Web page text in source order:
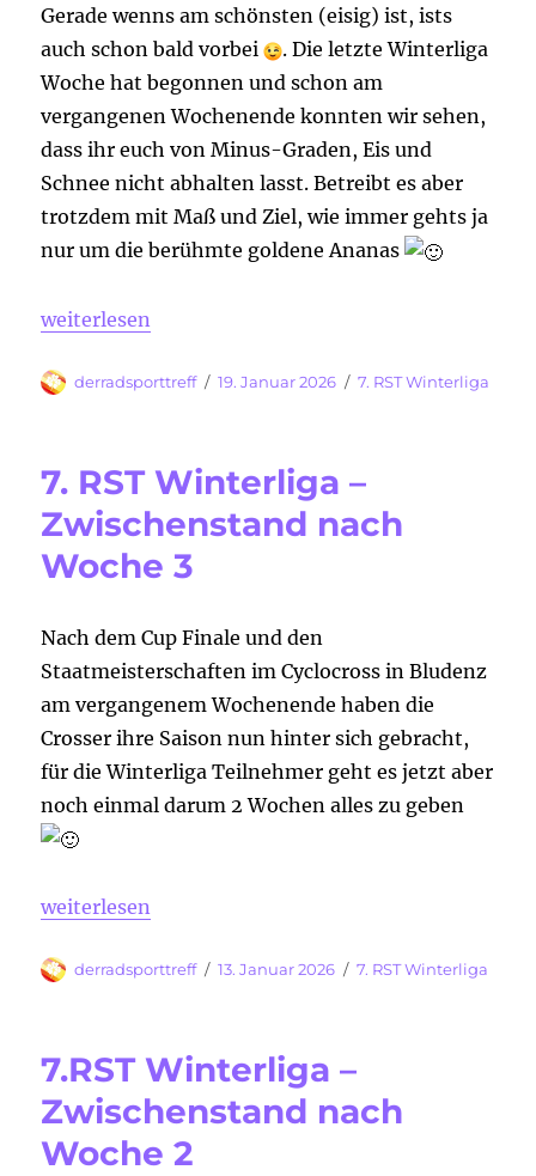
Gerade wenns am schönsten (eisig) ist, ists
auch schon bald vorbei
. Die letzte Winterliga
Woche hat begonnen und schon am
vergangenen Wochenende konnten wir sehen,
dass ihr euch von Minus-Graden, Eis und
Schnee nicht abhalten lasst. Betreibt es aber
trotzdem mit Maß und Ziel, wie immer gehts ja
nur um die berühmte goldene Ananas
„7. RST Winterliga – die letzte Woche hat
weiterlesen
Autor
derradsporttreff
Veröffentlicht
19. Januar 2026 Kategorien
7. RST Winterliga
7. RST Winterliga –
Zwischenstand nach
Woche 3
Nach dem Cup Finale und den
Staatmeisterschaften im Cyclocross in Bludenz
am vergangenem Wochenende haben die
Crosser ihre Saison nun hinter sich gebracht,
für die Winterliga Teilnehmer geht es jetzt aber
noch einmal darum 2 Wochen alles zu geben
„7. RST Winterliga – Zwischenstand nach Woche 3“
weiterlesen
Autor
derradsporttreff
Veröffentlicht
13. Januar 2026 Kategorien
7. RST Winterliga
7.RST Winterliga –
Zwischenstand nach
Woche 2